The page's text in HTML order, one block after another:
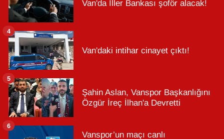
Van'da İller Bankası şoför alacak!
Van'daki intihar cinayet çıktı!
4
Şahin Aslan, Vanspor Başkanlığını
Özgür İreç İlhan'a Devretti
5
Vanspor’un maçı canlı
6